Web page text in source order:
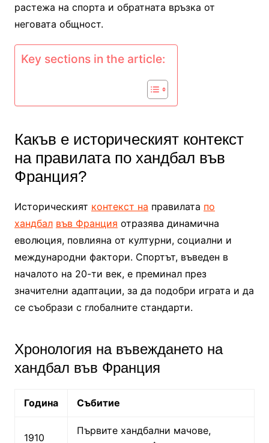
растежа на спорта и обратната връзка от
неговата общност.
Key sections in the article:
Какъв е историческият контекст
на правилата по хандбал във
Франция?
Историческият контекст на правилата по
хандбал във Франция отразява динамична
еволюция, повлияна от културни, социални и
международни фактори. Спортът, въведен в
началото на 20-ти век, е преминал през
значителни адаптации, за да подобри играта и да
се съобрази с глобалните стандарти.
Хронология на въвеждането на
хандбал във Франция
Година Събитие
1910
Първите хандбални мачове,